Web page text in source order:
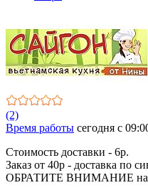
(2)
Время работы сегодня c
Стоимость доставки - 6р.
Заказ от 40р - доставка
ОБРАТИТЕ ВНИМАНИЕ